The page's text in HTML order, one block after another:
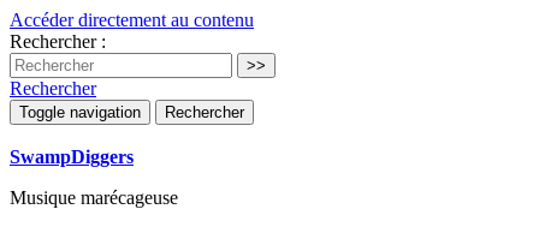
Accéder directement au contenu
Rechercher :
Rechercher
Toggle navigation Rechercher
SwampDiggers
Musique marécageuse